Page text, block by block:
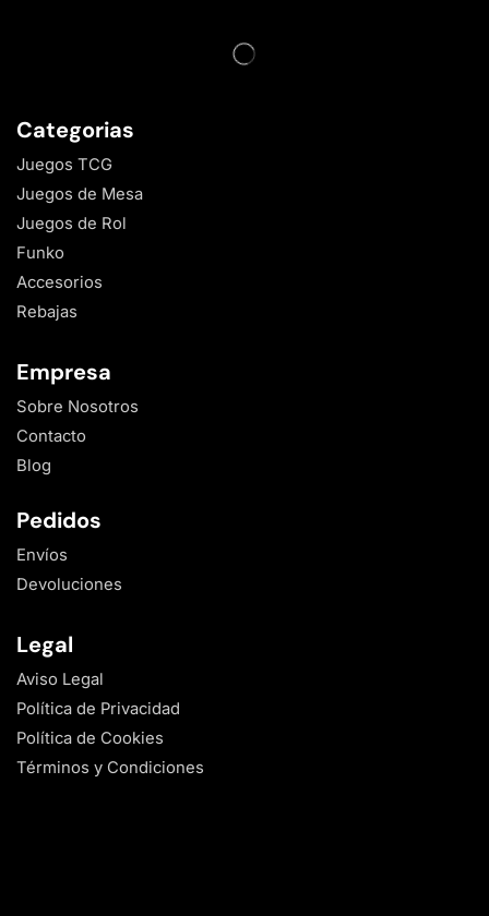
Categorias
Juegos TCG
Juegos de Mesa
Juegos de Rol
Funko
Accesorios
Rebajas
Empresa
Sobre Nosotros
Contacto
Blog
Pedidos
Envíos
Devoluciones
Legal
Aviso Legal
Política de Privacidad
Política de Cookies
Términos y Condiciones